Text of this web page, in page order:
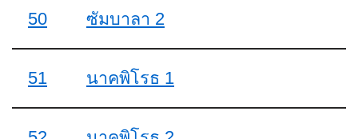
50 ซัมบาลา 2
51 นาคพิโรธ 1